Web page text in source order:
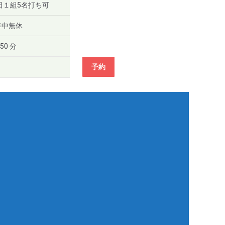
１組5名打ち可
中無休
50 分
予約